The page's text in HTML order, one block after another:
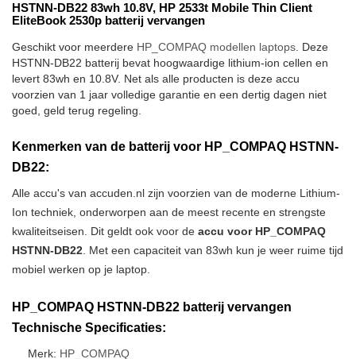
HSTNN-DB22 83wh 10.8V, HP 2533t Mobile Thin Client
EliteBook 2530p batterij vervangen
Geschikt voor meerdere HP_COMPAQ modellen laptops . Deze
HSTNN-DB22 batterij bevat hoogwaardige lithium-ion cellen en
levert 83wh en 10.8V. Net als alle producten is deze accu
voorzien van 1 jaar volledige garantie en een dertig dagen niet
goed, geld terug regeling.
Kenmerken van de batterij voor HP_COMPAQ HSTNN-
DB22:
Alle accu's van accuden.nl zijn voorzien van de moderne Lithium-
Ion techniek, onderworpen aan de meest recente en strengste
kwaliteitseisen. Dit geldt ook voor de accu voor HP_COMPAQ
HSTNN-DB22 . Met een capaciteit van 83wh kun je weer ruime tijd
mobiel werken op je laptop.
HP_COMPAQ HSTNN-DB22 batterij vervangen
Technische Specificaties:
Merk: HP_COMPAQ